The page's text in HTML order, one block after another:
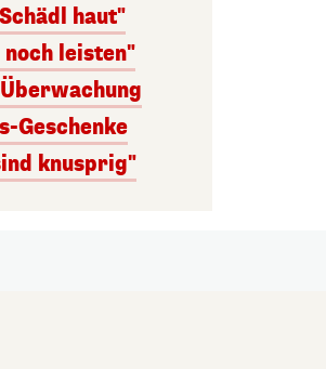
haut"
leisten"
Geschenke
knusprig"